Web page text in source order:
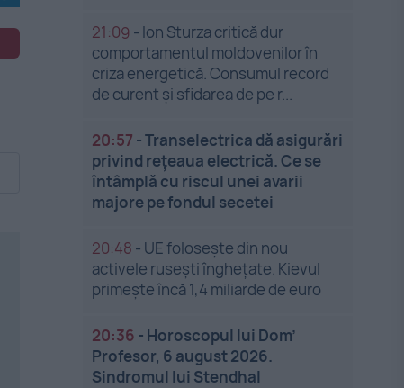
21:09 - Ion Sturza critică dur
comportamentul moldovenilor în
criza energetică. Consumul record
de curent și sfidarea de pe r...
20:57 -Transelectrica dă asigurări
privind rețeaua electrică. Ce se
întâmplă cu riscul unei avarii
majore pe fondul secetei
20:48 - UE folosește din nou
activele rusești înghețate. Kievul
primește încă 1,4 miliarde de euro
20:36 - Horoscopul lui Dom’
Profesor, 6 august 2026.
Sindromul lui Stendhal